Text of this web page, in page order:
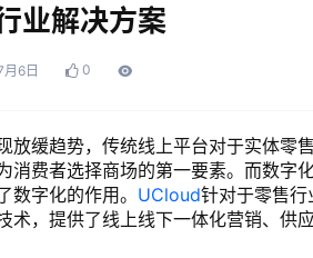
业解决方案
6日 0
缓趋势，传统线上平台对于实体零
费者选择商场的第一要素。而数字
字化的作用。 UCloud针对于零售行
，提供了线上线下一体化营销、供